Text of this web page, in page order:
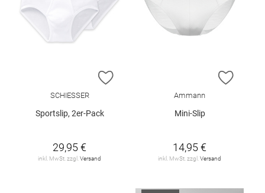
ZUR WUNSCHLISTE HINZUFÜGEN
SCHIESSER
Sportslip, 2er-Pack
29,95 €
inkl. MwSt. zzgl. Versand
ZUR
Ammann
Mini-Slip
14,95 €
inkl. MwSt. zzgl. Versand